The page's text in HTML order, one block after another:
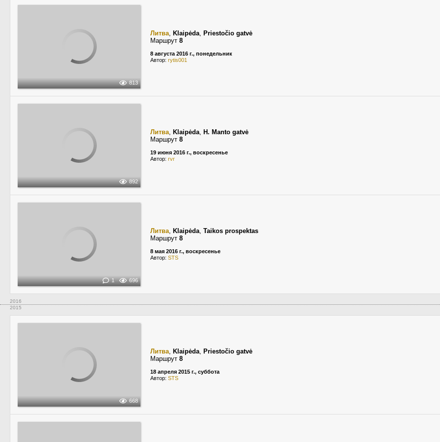
813
Литва, Klaipėda, Priestočio gatvė
Маршрут 8
8 августа 2016 г., понедельник
Автор: rytis001
892
Литва, Klaipėda, H. Manto gatvė
Маршрут 8
19 июня 2016 г., воскресенье
Автор: rvr
1 696
Литва, Klaipėda, Taikos prospektas
Маршрут 8
8 мая 2016 г., воскресенье
Автор: STS
2016
2015
668
Литва, Klaipėda, Priestočio gatvė
Маршрут 8
18 апреля 2015 г., суббота
Автор: STS